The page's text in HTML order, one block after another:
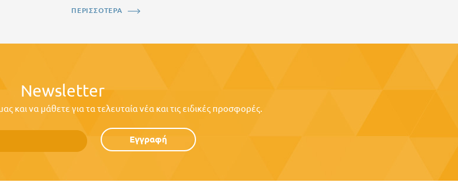
ΠΕΡΙΣΣΟΤΕΡΑ
Newsletter
και να μάθετε για τα τελευταία νέα και τις ειδικές προσφορές.
Εγγραφή